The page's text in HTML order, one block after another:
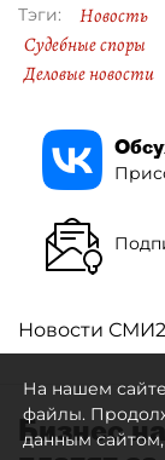
Тэги: Новость
Судебные споры
Деловые новости
Новости СМИ2
Бизнес
На нашем
файлы.
данным